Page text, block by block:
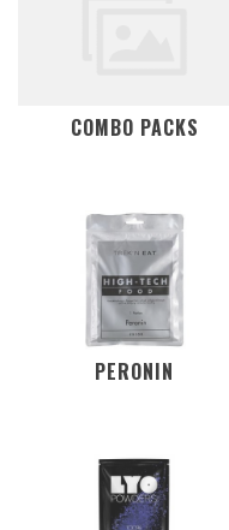
COMBO PACKS
PERONIN